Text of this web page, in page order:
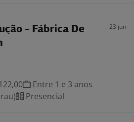
- Fábrica De
23 jun
Entre 1 e 3 anos
Presencial